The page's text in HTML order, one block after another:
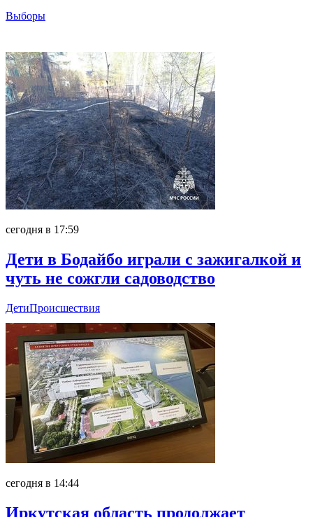
Выборы
сегодня в 17:59
Дети в Бодайбо играли с зажигалкой и
чуть не сожгли садоводство
ДетиПроисшествия
сегодня в 14:44
Иркутская область продолжает